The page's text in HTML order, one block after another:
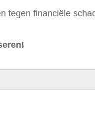
tegen financiële